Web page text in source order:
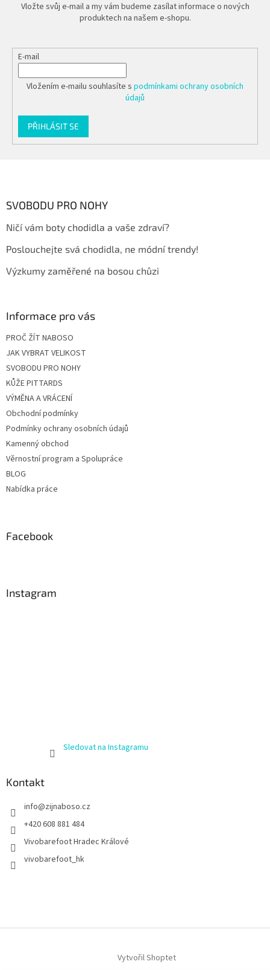
Vložte svůj e-mail a my vám budeme zasílat informace o nových
produktech na našem e-shopu.
E-mail
Vložením e-mailu souhlasíte s podmínkami ochrany osobních
údajů
PŘIHLÁSIT SE
SVOBODU PRO NOHY
Ničí vám boty chodidla a vaše zdraví?
Poslouchejte svá chodidla, ne módní trendy!
Výzkumy zaměřené na bosou chůzi
Informace pro vás
PROČ ŽÍT NABOSO
JAK VYBRAT VELIKOST
SVOBODU PRO NOHY
KŮŽE PITTARDS
VÝMĚNA A VRÁCENÍ
Obchodní podmínky
Podmínky ochrany osobních údajů
Kamenný obchod
Věrnostní program a Spolupráce
BLOG
Nabídka práce
Facebook
Instagram
Sledovat na Instagramu
Kontakt
info@zijnaboso.cz
+420 608 881 484
Vivobarefoot Hradec Králové
vivobarefoot_hk
Vytvořil Shoptet